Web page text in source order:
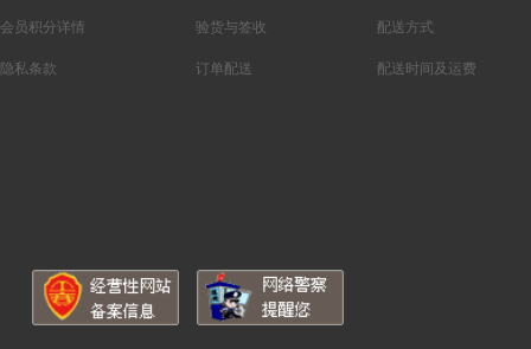
会员积分详情
隐私条款
验货与签收
订单配送
配送方式
配送时间及运费